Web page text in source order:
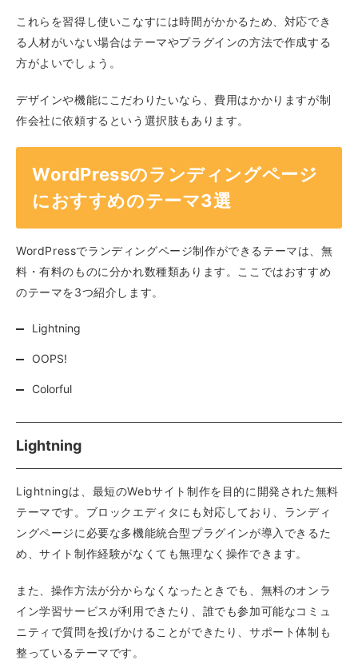
これらを習得し使いこなすには時間がかかるため、対応でき
る人材がいない場合はテーマやプラグインの方法で作成する
方がよいでしょう。
デザインや機能にこだわりたいなら、費用はかかりますが制
作会社に依頼するという選択肢もあります。
WordPressのランディングページ
におすすめのテーマ3選
WordPressでランディングページ制作ができるテーマは、無
料・有料のものに分かれ数種類あります。ここではおすすめ
のテーマを3つ紹介します。
Lightning
OOPS!
Colorful
Lightning
Lightningは、最短のWebサイト制作を目的に開発された無料
テーマです。ブロックエディタにも対応しており、ランディ
ングページに必要な多機能統合型プラグインが導入できるた
め、サイト制作経験がなくても無理なく操作できます。
また、操作方法が分からなくなったときでも、無料のオンラ
イン学習サービスが利用できたり、誰でも参加可能なコミュ
ニティで質問を投げかけることができたり、サポート体制も
整っているテーマです。